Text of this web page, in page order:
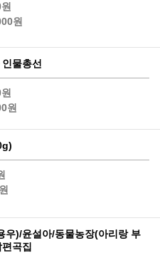
원
물총선
원
우)/윤설아/동물농장(아리랑 부
곡집